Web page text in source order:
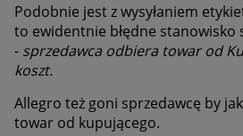
Podobnie jest z wysyłaniem
to ewidentnie błędne stanowisko
- sprzedawca odbiera towar od
koszt.
Allegro też goni sprzedawcę by
towar od kupującego.